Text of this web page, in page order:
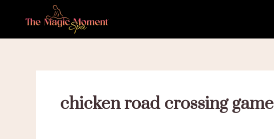
chicken road crossing game